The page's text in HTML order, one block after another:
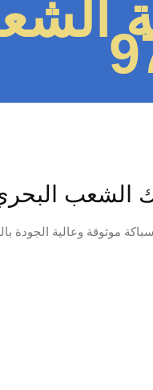
البحري 97371477📞 | خدمة 24
الجودة بالكويت. استجابة سريعة.